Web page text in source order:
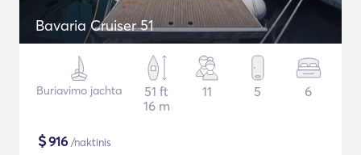
Bavaria Cruiser 51
Buriavimo jachta
51 ft
16 m
11 5 6
$916 /naktinis